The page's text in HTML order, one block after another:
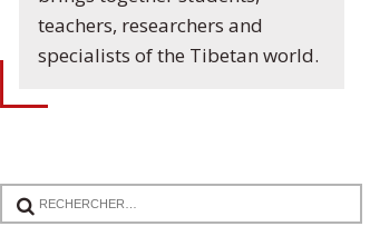
teachers, researchers and
specialists of the Tibetan world.
17